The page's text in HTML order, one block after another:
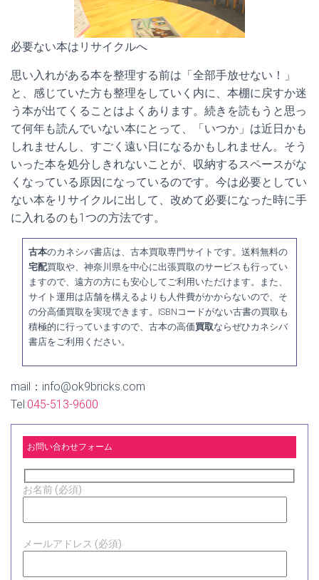
必要ない本はリサイクルへ
思い入れがある本を整理する前は「全部手放せない！」
と、感じていた方も整理をしていく内に、本棚に戻すか迷
う本が出てくることはよくあります。続きを読もうと思っ
て何年も読んでいない本にとって、「いつか」は近日かも
しれませんし、すごく遠い日になるかもしれません。そう
いった本を処分しきれないことが、収納するスペースがな
くなっている原因になっているのです。今は必要としてい
ない本をリサイクルに出して、改めて必要になった時に手
に入れるのも1つの方法です。
古本のカネシバ書店は、古本買取専門サイトです。送料無料の
宅配買取や、神奈川県を中心に出張買取のサービスも行ってい
ますので、遠方の方にも安心してご利用いただけます。また、
サイト運用は店舗を構えるよりも人件費がかからないので、そ
の分高価買取を実現できます。ISBNコードがない古書の買取も
積極的に行っていますので、古本の高価買取ならぜひカネシバ
書店をご利用ください。
mail：info@ok9bricks.com
Tel:045-513-9600
お問い合わせフォーム
お名前 (必須)
メールアドレス (必須)